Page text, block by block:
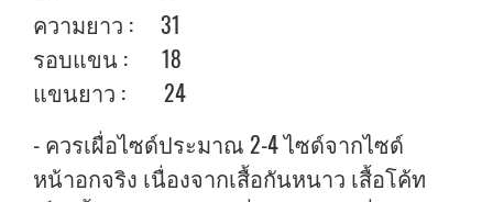
ความยาว : 31
รอบแขน : 18
แขนยาว : 24
- ควรเผื่อไซด์ประมาณ 2-4 ไซด์จากไซด์
หน้าอกจริง เนื่องจากเสื้อกันหนาว เสื้อโค้ท